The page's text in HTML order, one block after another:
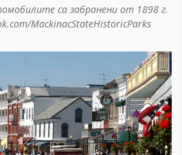
са забранени от 1898 г.
MackinacStateHistoricParks